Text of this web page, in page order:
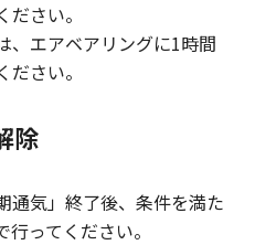
さい。
、エアベアリングに1時間
さい。
除
通気」終了後、条件を満た
ってください。